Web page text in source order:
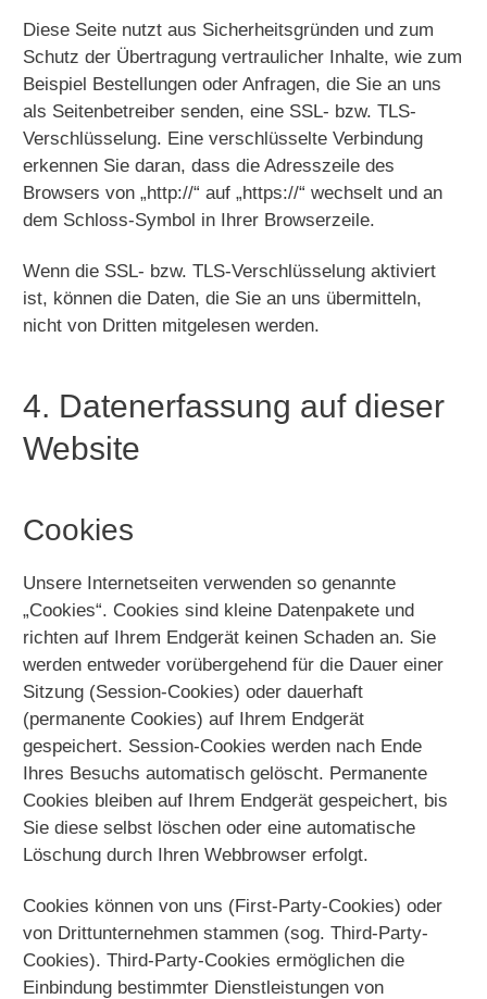
Diese Seite nutzt aus Sicherheitsgründen und zum
Schutz der Übertragung vertraulicher Inhalte, wie zum
Beispiel Bestellungen oder Anfragen, die Sie an uns
als Seitenbetreiber senden, eine SSL- bzw. TLS-
Verschlüsselung. Eine verschlüsselte Verbindung
erkennen Sie daran, dass die Adresszeile des
Browsers von „http://“ auf „https://“ wechselt und an
dem Schloss-Symbol in Ihrer Browserzeile.
Wenn die SSL- bzw. TLS-Verschlüsselung aktiviert
ist, können die Daten, die Sie an uns übermitteln,
nicht von Dritten mitgelesen werden.
4. Datenerfassung auf dieser
Website
Cookies
Unsere Internetseiten verwenden so genannte
„Cookies“. Cookies sind kleine Datenpakete und
richten auf Ihrem Endgerät keinen Schaden an. Sie
werden entweder vorübergehend für die Dauer einer
Sitzung (Session-Cookies) oder dauerhaft
(permanente Cookies) auf Ihrem Endgerät
gespeichert. Session-Cookies werden nach Ende
Ihres Besuchs automatisch gelöscht. Permanente
Cookies bleiben auf Ihrem Endgerät gespeichert, bis
Sie diese selbst löschen oder eine automatische
Löschung durch Ihren Webbrowser erfolgt.
Cookies können von uns (First-Party-Cookies) oder
von Drittunternehmen stammen (sog. Third-Party-
Cookies). Third-Party-Cookies ermöglichen die
Einbindung bestimmter Dienstleistungen von